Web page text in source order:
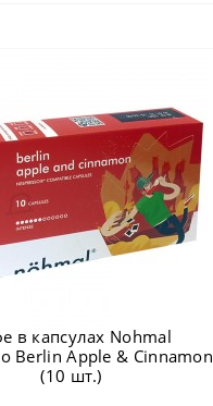
в капсулах Nohmal
Berlin Apple & Cinnamon
(10 шт.)